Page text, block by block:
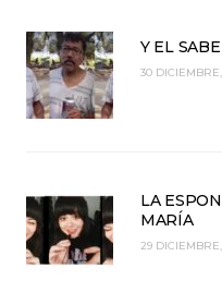
Y EL
30
LA
MARÍA
29